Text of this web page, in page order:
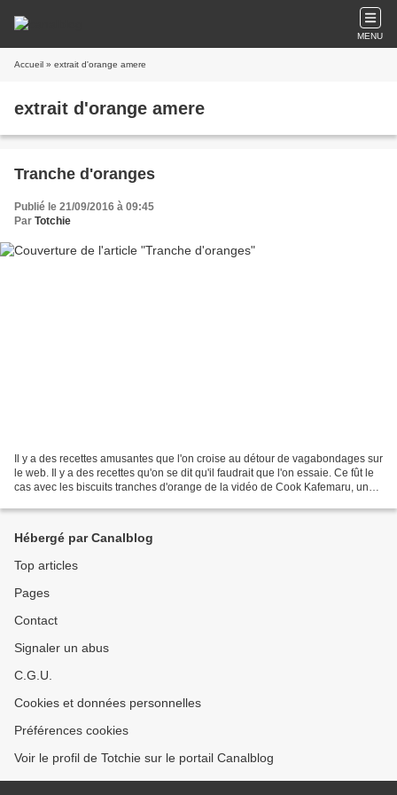
MENU
Accueil » extrait d'orange amere
extrait d'orange amere
Tranche d'oranges
Publié le 21/09/2016 à 09:45
Par Totchie
Il y a des recettes amusantes que l'on croise au détour de vagabondages sur
le web. Il y a des recettes qu'on se dit qu'il faudrait que l'on essaie. Ce fût le
cas avec les biscuits tranches d'orange de la vidéo de Cook Kafemaru, une
Hébergé par Canalblog
Top articles
Pages
Contact
Signaler un abus
C.G.U.
Cookies et données personnelles
Préférences cookies
Voir le profil de Totchie sur le portail Canalblog